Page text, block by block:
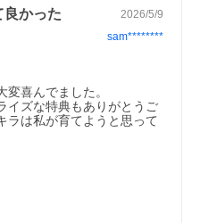
良かった 2026/5/9
sam********
喜んでました。
イズな特典もありがとうご
ラは私が育てようと思って